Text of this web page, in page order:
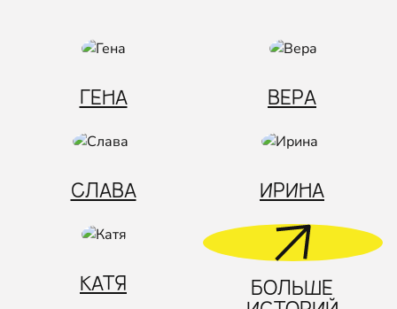
ГЕНА ВЕРА
СЛАВА ИРИНА
КАТЯ БОЛЬШЕ